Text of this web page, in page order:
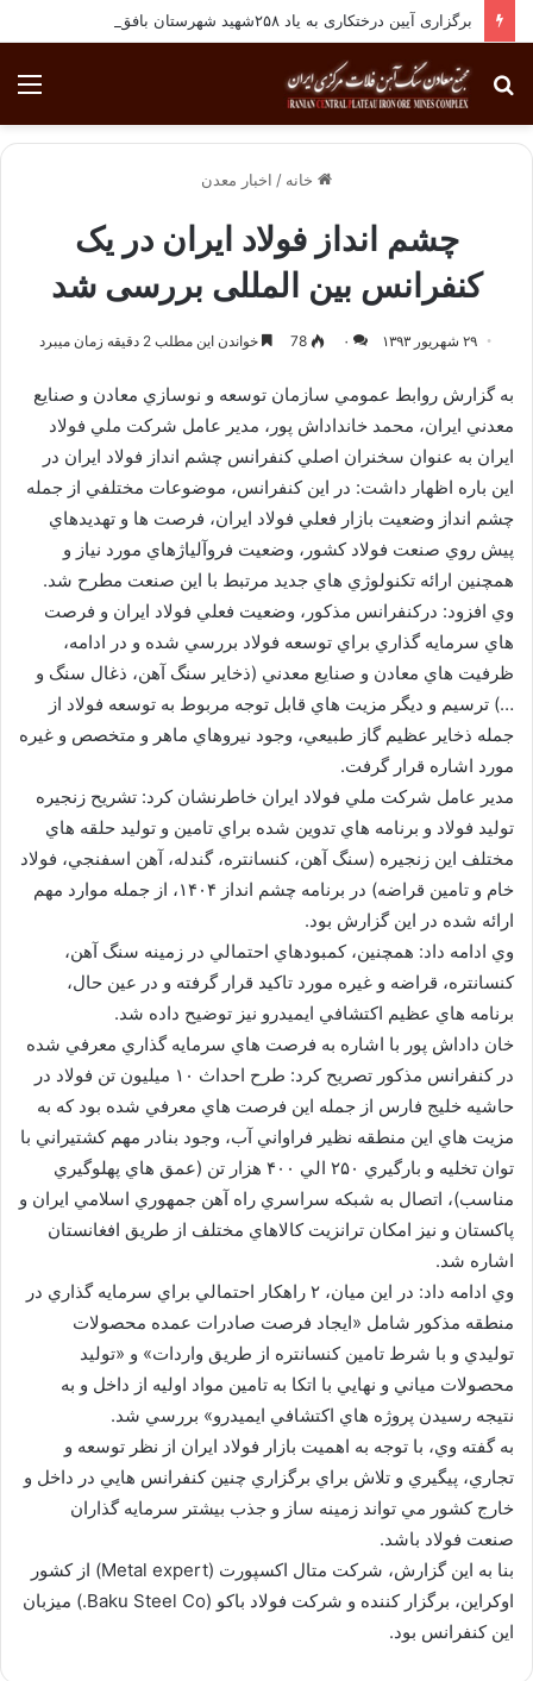
برگزاری آیین درختکاری به یاد ۲۵۸شهید شهرستان بافق
جستجو
برای
خانه / اخبار معدن
چشم انداز فولاد ایران در یک
کنفرانس بین المللی بررسی شد
۲۹ شهریور ۱۳۹۳ ۰ 78 خواندن این مطلب 2 دقیقه زمان میبرد
به گزارش روابط عمومي سازمان توسعه و نوسازي معادن و صنايع
معدني ايران، محمد خانداداش پور، مدير عامل شركت ملي فولاد
ايران به عنوان سخنران اصلي كنفرانس چشم انداز فولاد ايران در
اين باره اظهار داشت: در اين كنفرانس، موضوعات مختلفي از جمله
چشم انداز وضعيت بازار فعلي فولاد ايران، فرصت ها و تهديدهاي
پيش روي صنعت فولاد كشور، وضعيت فروآلياژهاي مورد نياز و
همچنين ارائه تكنولوژي هاي جديد مرتبط با اين صنعت مطرح شد.
وي افزود: دركنفرانس مذكور، وضعيت فعلي فولاد ايران و فرصت
هاي سرمايه گذاري براي توسعه فولاد بررسي شده و در ادامه،
ظرفيت هاي معادن و صنايع معدني (ذخاير سنگ آهن، ذغال سنگ و
…) ترسيم و ديگر مزيت هاي قابل توجه مربوط به توسعه فولاد از
جمله ذخاير عظيم گاز طبيعي، وجود نيروهاي ماهر و متخصص و غيره
مورد اشاره قرار گرفت.
مدير عامل شركت ملي فولاد ايران خاطرنشان كرد: تشريح زنجيره
توليد فولاد و برنامه هاي تدوين شده براي تامين و توليد حلقه هاي
مختلف اين زنجيره (سنگ آهن، كنسانتره، گندله، آهن اسفنجي، فولاد
خام و تامين قراضه) در برنامه چشم انداز ۱۴۰۴، از جمله موارد مهم
ارائه شده در اين گزارش بود.
وي ادامه داد: همچنين، كمبودهاي احتمالي در زمينه سنگ آهن،
كنسانتره، قراضه و غيره مورد تاكيد قرار گرفته و در عين حال،
برنامه هاي عظيم اكتشافي ايميدرو نيز توضيح داده شد.
خان داداش پور با اشاره به فرصت هاي سرمايه گذاري معرفي شده
در كنفرانس مذكور تصريح كرد: طرح احداث ۱۰ ميليون تن فولاد در
حاشيه خليج فارس از جمله اين فرصت هاي معرفي شده بود كه به
مزيت هاي اين منطقه نظير فراواني آب، وجود بنادر مهم كشتيراني با
توان تخليه و بارگيري ۲۵۰ الي ۴۰۰ هزار تن (عمق هاي پهلوگيري
مناسب)، اتصال به شبكه سراسري راه آهن جمهوري اسلامي ايران و
پاكستان و نيز امكان ترانزيت كالاهاي مختلف از طريق افغانستان
اشاره شد.
وي ادامه داد: در اين ميان، ۲ راهكار احتمالي براي سرمايه گذاري در
منطقه مذكور شامل «ايجاد فرصت صادرات عمده محصولات
توليدي و با شرط تامين كنسانتره از طريق واردات» و «توليد
محصولات مياني و نهايي با اتكا به تامين مواد اوليه از داخل و به
نتيجه رسيدن پروژه هاي اكتشافي ايميدرو» بررسي شد.
به گفته وي، با توجه به اهميت بازار فولاد ايران از نظر توسعه و
تجاري، پيگيري و تلاش براي برگزاري چنين كنفرانس هايي در داخل و
خارج كشور مي تواند زمينه ساز و جذب بيشتر سرمايه گذاران
صنعت فولاد باشد.
بنا به اين گزارش، شركت متال اكسپورت (Metal expert) از كشور
اوكراين، برگزار كننده و شركت فولاد باكو (Baku Steel Co.) ميزبان
اين كنفرانس بود.